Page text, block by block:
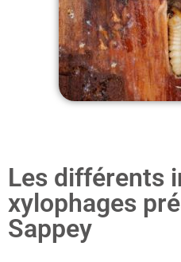
Les différents
xylophages
Sappey